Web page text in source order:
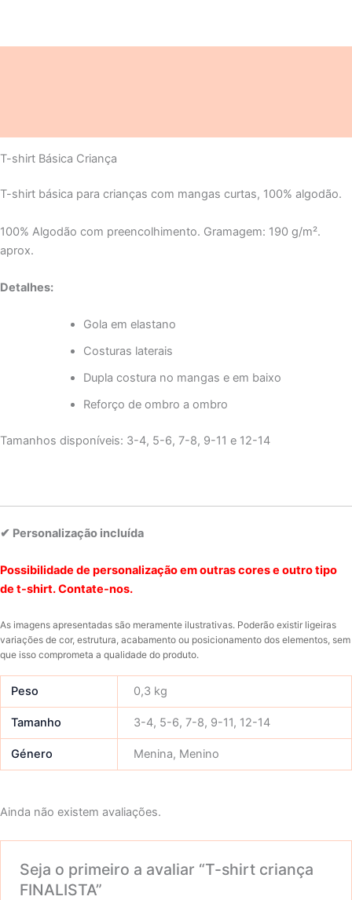
T-shirt Básica Criança
T-shirt básica para crianças com mangas curtas, 100% algodão.
100% Algodão com preencolhimento. Gramagem: 190 g/m².
aprox.
Detalhes:
Gola em elastano
Costuras laterais
Dupla costura no mangas e em baixo
Reforço de ombro a ombro
Tamanhos disponíveis: 3-4, 5-6, 7-8, 9-11 e 12-14
✔ Personalização incluída
Possibilidade de personalização em outras cores e outro tipo
de t-shirt. Contate-nos.
As imagens apresentadas são meramente ilustrativas. Poderão existir ligeiras
variações de cor, estrutura, acabamento ou posicionamento dos elementos, sem
que isso comprometa a qualidade do produto.
Peso 0,3 kg
Tamanho 3-4, 5-6, 7-8, 9-11, 12-14
Género Menina, Menino
Ainda não existem avaliações.
Seja o primeiro a avaliar “T-shirt criança
FINALISTA”